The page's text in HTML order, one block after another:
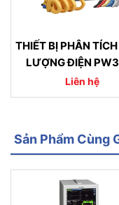
THIẾT BỊ PHÂN
LƯỢNG ĐIỆN
Liên hệ
Sản Phẩm Cùng